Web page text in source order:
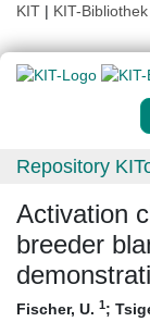
KIT | KIT-Bibliothek
Repository
Activation
breeder
Fischer, U. 1;